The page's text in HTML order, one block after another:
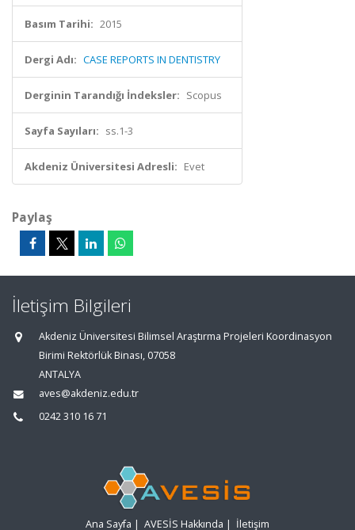
Basım Tarihi: 2015
Dergi Adı: CASE REPORTS IN DENTISTRY
Derginin Tarandığı İndeksler: Scopus
Sayfa Sayıları: ss.1-3
Akdeniz Üniversitesi Adresli: Evet
Paylaş
İletişim Bilgileri
Akdeniz Üniversitesi Bilimsel Araştırma Projeleri Koordinasyon
Birimi Rektörlük Binası, 07058
ANTALYA
aves@akdeniz.edu.tr
0242 310 16 71
Ana Sayfa | AVESİS Hakkında | İletişim